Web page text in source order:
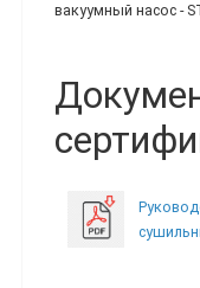
вакуумный насос -